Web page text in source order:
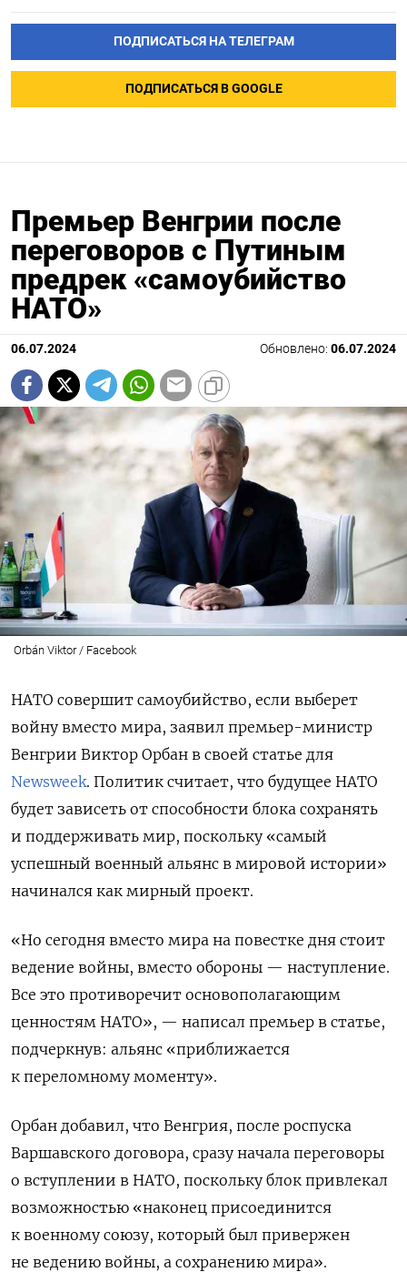
ПОДПИСАТЬСЯ НА ТЕЛЕГРАМ
ПОДПИСАТЬСЯ В GOOGLE
Премьер Венгрии после
переговоров с Путиным
предрек «самоубийство
НАТО»
06.07.2024 Обновлено: 06.07.2024
Orbán Viktor / Facebook
НАТО совершит самоубийство, если выберет
войну вместо мира, заявил премьер-министр
Венгрии Виктор Орбан в своей статье для
Newsweek. Политик считает, что будущее НАТО
будет зависеть от способности блока сохранять
и поддерживать мир, поскольку «самый
успешный военный альянс в мировой истории»
начинался как мирный проект.
«Но сегодня вместо мира на повестке дня стоит
ведение войны, вместо обороны — наступление.
Все это противоречит основополагающим
ценностям НАТО», — написал премьер в статье,
подчеркнув: альянс «приближается
к переломному моменту».
Орбан добавил, что Венгрия, после роспуска
Варшавского договора, сразу начала переговоры
о вступлении в НАТО, поскольку блок привлекал
возможностью «наконец присоединится
к военному союзу, который был привержен
не ведению войны, а сохранению мира».